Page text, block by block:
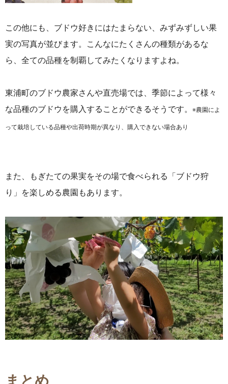
この他にも、ブドウ好きにはたまらない、みずみずしい果
実の写真が並びます。こんなにたくさんの種類があるな
ら、全ての品種を制覇してみたくなりますよね。
東浦町のブドウ農家さんや直売場では、季節によって様々
な品種のブドウを購入することができるそうです。
※農園によ
って栽培している品種や出荷時期が異なり、購入できない場合あり
また、もぎたての果実をその場で食べられる「ブドウ狩
り」を楽しめる農園もあります。
まとめ